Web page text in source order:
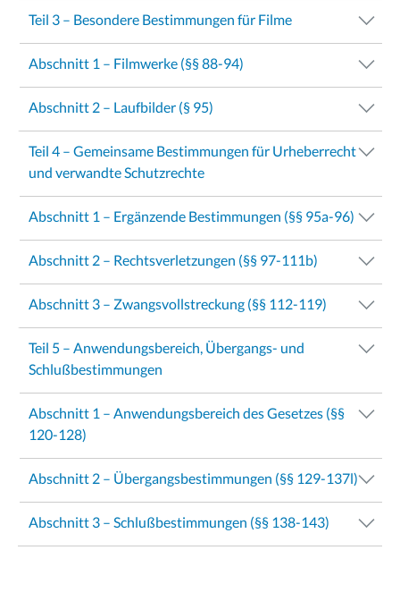
Teil 3 – Besondere Bestimmungen für Filme
Abschnitt 1 – Filmwerke (§§ 88-94)
Abschnitt 2 – Laufbilder (§ 95)
Teil 4 – Gemeinsame Bestimmungen für Urheberrecht
und verwandte Schutzrechte
Abschnitt 1 – Ergänzende Bestimmungen (§§ 95a-96)
Abschnitt 2 – Rechtsverletzungen (§§ 97-111b)
Abschnitt 3 – Zwangsvollstreckung (§§ 112-119)
Teil 5 – Anwendungsbereich, Übergangs- und
Schlußbestimmungen
Abschnitt 1 – Anwendungsbereich des Gesetzes (§§
120-128)
Abschnitt 2 – Übergangsbestimmungen (§§ 129-137l)
Abschnitt 3 – Schlußbestimmungen (§§ 138-143)